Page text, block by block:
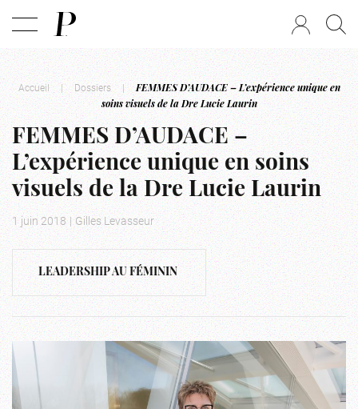
Accueil | Dossiers |
FEMMES D’AUDACE – L’expérience unique en
soins visuels de la Dre Lucie Laurin
FEMMES D’AUDACE –
L’expérience unique en soins
visuels de la Dre Lucie Laurin
1 juin 2018 | Gilles Levasseur
LEADERSHIP AU FÉMININ